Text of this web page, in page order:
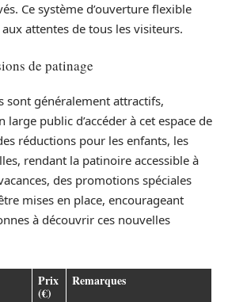
Ce système d’ouverture flexible
attentes de tous les visiteurs.
de patinage
sont généralement attractifs,
public d’accéder à cet espace de
réductions pour les enfants, les
rendant la patinoire accessible à
des promotions spéciales
mises en place, encourageant
à découvrir ces nouvelles
Prix
(€)
Remarques